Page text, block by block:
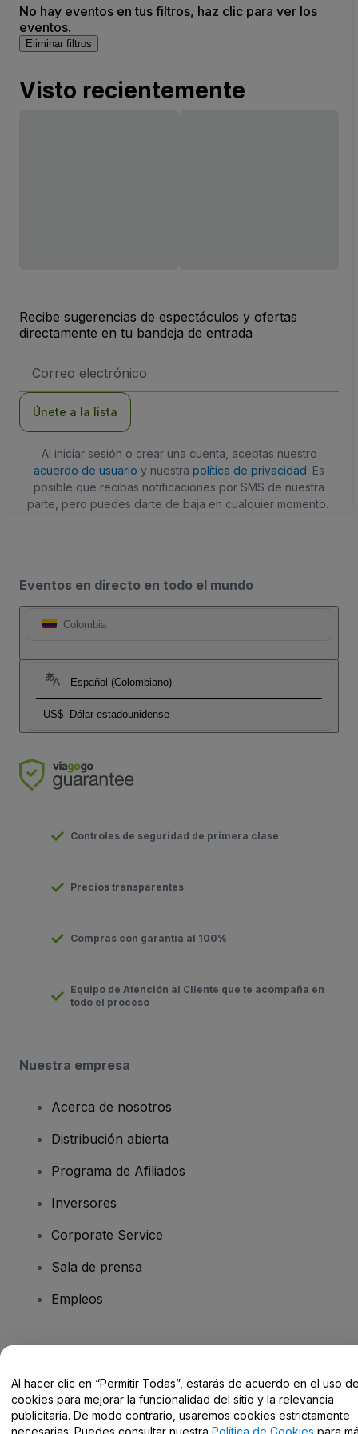
No hay eventos en tus filtros, haz clic para ver los
eventos.
Eliminar filtros
Visto recientemente
Recibe sugerencias de espectáculos y ofertas
directamente en tu bandeja de entrada
de
Únete a la lista
Al iniciar sesión o crear una cuenta, aceptas nuestro
acuerdo de usuario y nuestra política de privacidad. Es
posible que recibas notificaciones por SMS de nuestra
parte, pero puedes darte de baja en cualquier momento.
Eventos en directo en todo el mundo
Colombia
Español (Colombiano)
US$ Dólar estadounidense
Controles de seguridad de primera clase
Precios transparentes
Compras con garantía al 100%
Equipo de Atención al Cliente que te acompaña en
todo el proceso
Nuestra empresa
Acerca de nosotros
Distribución abierta
Programa de Afiliados
Inversores
Corporate Service
Sala de prensa
Empleos
Centro de Ayuda / Contacto
Al hacer clic en “Permitir Todas”, estarás de acuerdo en el uso
cookies para mejorar la funcionalidad del sitio y la relevancia
publicitaria. De modo contrario, usaremos cookies estrictamente
necesarias. Puedes consultar nuestra Política de Cookies para